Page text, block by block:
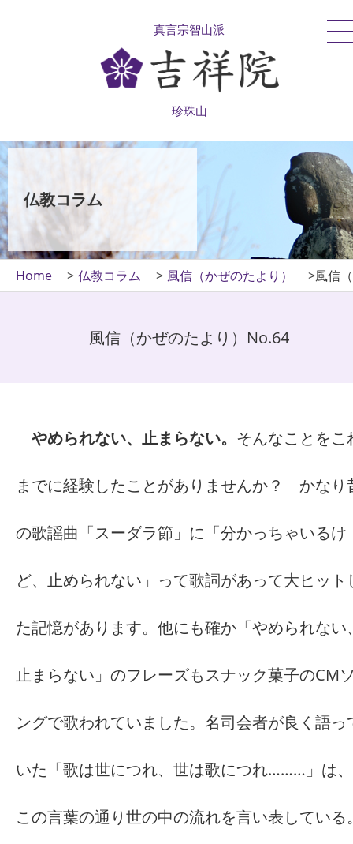
真言宗智山派
珍珠山
仏教コラム
Home 仏教コラム 風信（かぜのたより） 風信
風信（かぜのたより）No.64
やめられない、止まらない。 そんなことをこ
までに経験したことがありませんか？ かなり
の歌謡曲「スーダラ節」に「分かっちゃいるけ
ど、止められない」って歌詞があって大ヒット
た記憶があります。他にも確か「やめられない
止まらない」のフレーズもスナック菓子のCM
ングで歌われていました。名司会者が良く語っ
いた「歌は世につれ、世は歌につれ………」は、
この言葉の通り世の中の流れを言い表している